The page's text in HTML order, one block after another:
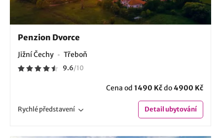
Penzion Dvorce
Jižní Čechy Třeboň
9.6/10
Cena od 1490 Kčdo4900 Kč
Rychlépředstavení Detailubytování